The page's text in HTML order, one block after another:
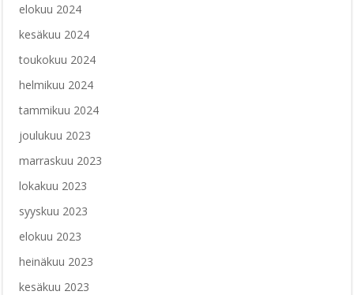
elokuu 2024
kesäkuu 2024
toukokuu 2024
helmikuu 2024
tammikuu 2024
joulukuu 2023
marraskuu 2023
lokakuu 2023
syyskuu 2023
elokuu 2023
heinäkuu 2023
kesäkuu 2023